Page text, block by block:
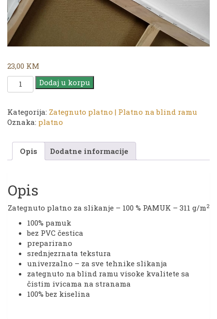
23,00 KM
Platno
|
50
x
cm
količina
Dodaj u korpu
Kategorija: Zategnuto platno | Platno na blind ramu
Oznaka: platno
Opis Dodatne informacije
Opis
Zategnuto platno za slikanje – 100 % PAMUK – 311 g/m2
100% pamuk
bez PVC čestica
preparirano
srednjezrnata tekstura
univerzalno – za sve tehnike slikanja
zategnuto na blind ramu visoke kvalitete sa
čistim ivicama na stranama
100% bez kiselina